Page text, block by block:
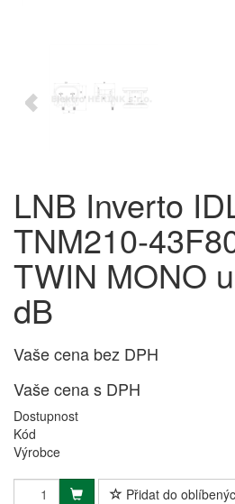
LNB Inverto
TNM210-
TWIN MONO
dB
Vaše cena bez DPH
Vaše cena s DPH
Dostupnost
Kód
Výrobce
Přidat do